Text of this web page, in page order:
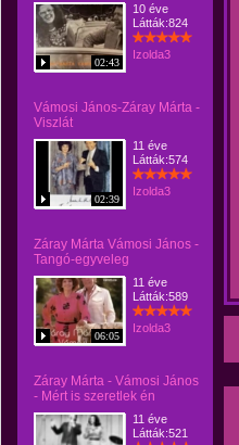
02:43
10 éve
Látták:824
Izolda3
Vámosi János-Záray Márta -
Viszlát
02:39
11 éve
Látták:574
Izolda3
Záray Márta Vámosi János -
Tangó-egyveleg
06:05
11 éve
Látták:589
Izolda3
Záray Márta - Vámosi János
- Mért is szeretlek én
11 éve
Látták:521